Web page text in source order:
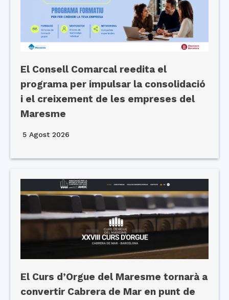
El Consell Comarcal reedita el
programa per impulsar la consolidació
i el creixement de les empreses del
Maresme
5 Agost 2026
El Curs d’Orgue del Maresme tornarà a
convertir Cabrera de Mar en punt de